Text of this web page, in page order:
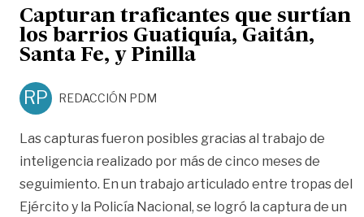
Capturan traficantes que surtían
los barrios Guatiquía, Gaitán,
Santa Fe, y Pinilla
RP REDACCIÓN PDM
Las capturas fueron posibles gracias al trabajo de
inteligencia realizado por más de cinco meses de
seguimiento. En un trabajo articulado entre tropas del
Ejército y la Policía Nacional, se logró la captura de un